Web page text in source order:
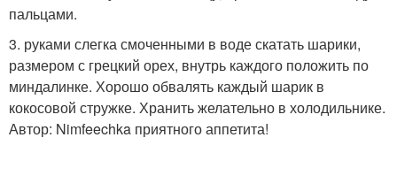
пальцами.
3. руками слегка смоченными в воде скатать шарики,
размером с грецкий орех, внутрь каждого положить по
миндалинке. Хорошо обвалять каждый шарик в
кокосовой стружке. Хранить желательно в холодильнике.
Автор: Nimfeechka приятного аппетита!